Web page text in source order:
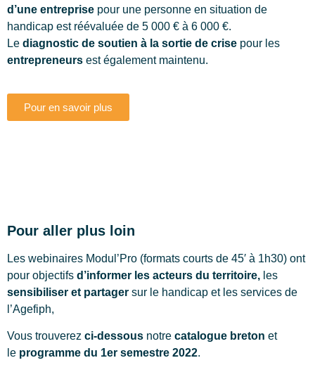
d’une entreprise pour une personne en situation de
handicap est réévaluée de 5 000 € à 6 000 €.
Le diagnostic de soutien à la sortie de crise pour les
entrepreneurs est également maintenu.
Pour en savoir plus
Pour aller plus loin
Les webinaires Modul’Pro (formats courts de 45′ à 1h30) ont
pour objectifs d’informer les acteurs du territoire, les
sensibiliser et partager sur le handicap et les services de
l’Agefiph,
Vous trouverez ci-dessous notre catalogue breton et
le programme du 1er semestre 2022.